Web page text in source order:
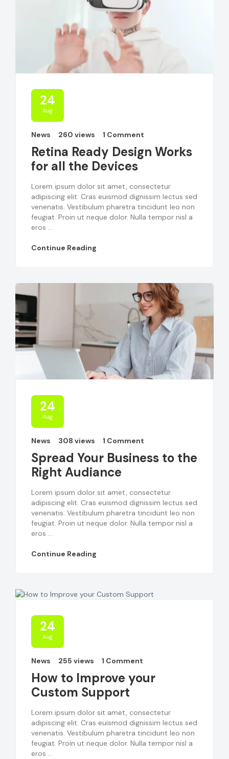
24
Aug
News 260 views 1 Comment
Retina Ready Design Works
for all the Devices
Lorem ipsum dolor sit amet, consectetur
adipiscing elit. Cras euismod dignissim lectus sed
venenatis. Vestibulum pharetra tincidunt leo non
feugiat. Proin ut neque dolor. Nulla tempor nisl a
eros ...
Continue Reading
24
Aug
News 308 views 1 Comment
Spread Your Business to the
Right Audiance
Lorem ipsum dolor sit amet, consectetur
adipiscing elit. Cras euismod dignissim lectus sed
venenatis. Vestibulum pharetra tincidunt leo non
feugiat. Proin ut neque dolor. Nulla tempor nisl a
eros ...
Continue Reading
24
Aug
News 255 views 1 Comment
How to Improve your
Custom Support
Lorem ipsum dolor sit amet, consectetur
adipiscing elit. Cras euismod dignissim lectus sed
venenatis. Vestibulum pharetra tincidunt leo non
feugiat. Proin ut neque dolor. Nulla tempor nisl a
eros ...